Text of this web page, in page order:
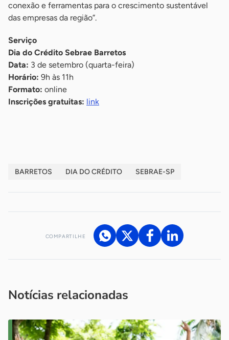
conexão e ferramentas para o crescimento sustentável
das empresas da região”.
Serviço
Dia do Crédito Sebrae Barretos
Data: 3 de setembro (quarta-feira)
Horário: 9h às 11h
Formato: online
Inscrições gratuitas: link
BARRETOS DIA DO CRÉDITO SEBRAE-SP
COMPARTILHE
Notícias relacionadas